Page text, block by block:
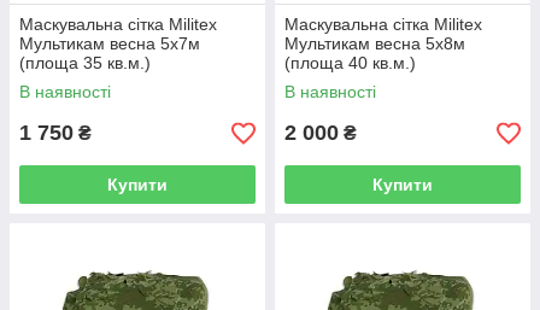
Маскувальна сітка Militex
Мультикам весна 5х7м
(площа 35 кв.м.)
В наявності
1 750 ₴
Купити
Маскувальна сітка Militex
Мультикам весна 5х8м
(площа 40 кв.м.)
В наявності
2 000 ₴
Купити